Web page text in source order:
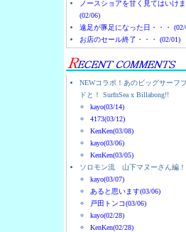
ノースショアを甘く見てはいけ
(02/06)
遠足が豚足になった日・・・ (02/
お店のセール終了・・・ (02/01)
NEWコラボ！あのビッグサーフ
ドと！ SurfnSea x Billabong!!
kayo(03/14)
4173(03/12)
KenKen(03/08)
kayo(03/06)
KenKen(03/05)
ソロモン流 山下マヌーさん編！
kayo(03/07)
あると思います(03/06)
戸田トンコ(03/06)
kayo(02/28)
KenKen(02/28)